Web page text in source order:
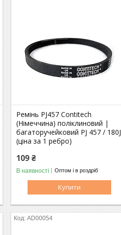
Ремінь PJ457 Contitech
(Німеччина) поліклиновий |
багаторучейковий PJ 457 / 180J
(ціна за 1 ребро)
109 ₴
В наявності Оптом і в роздріб
Купити
AD00054